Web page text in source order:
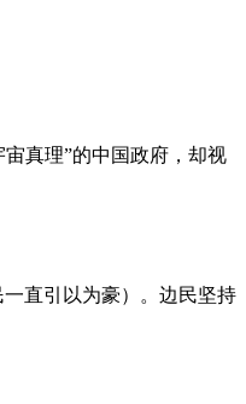
真理”的中国政府，却视
直引以为豪）。边民坚持